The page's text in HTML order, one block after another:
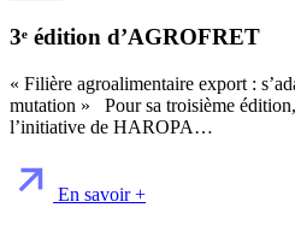
3ᵉ édition d’AGROFRET
« Filière agroalimentaire export :
mutation » Pour sa troisième
l’initiative de HAROPA…
En savoir +